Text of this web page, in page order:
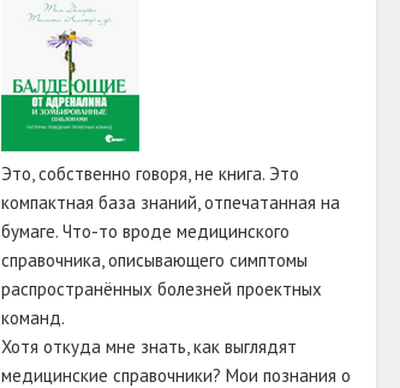
Это, собственно говоря, не книга. Это
компактная база знаний, отпечатанная на
бумаге. Что-то вроде медицинского
справочника, описывающего симптомы
распространённых болезней проектных
команд.
Хотя откуда мне знать, как выглядят
медицинские справочники? Мои познания о